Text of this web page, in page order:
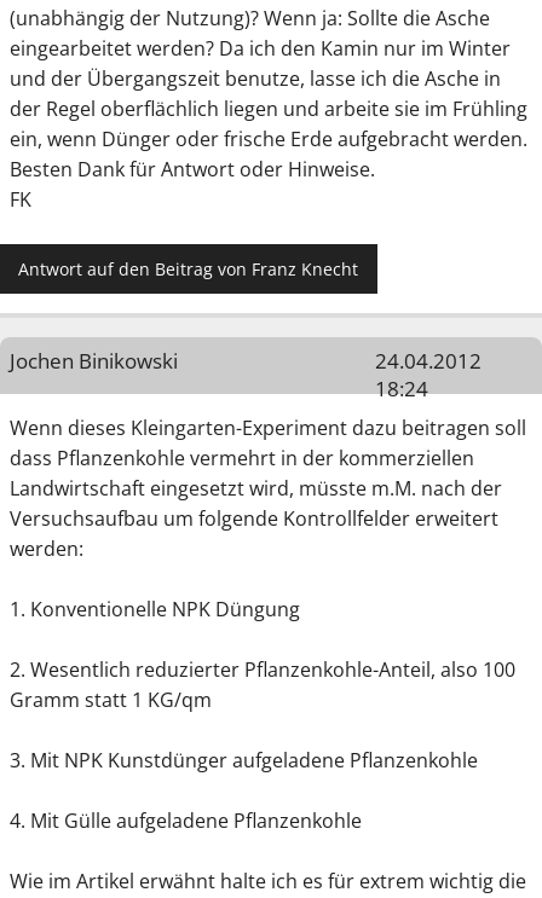
(unabhängig der Nutzung)? Wenn ja: Sollte die Asche
eingearbeitet werden? Da ich den Kamin nur im Winter
und der Übergangszeit benutze, lasse ich die Asche in
der Regel oberflächlich liegen und arbeite sie im Frühling
ein, wenn Dünger oder frische Erde aufgebracht werden.
Besten Dank für Antwort oder Hinweise.
FK
Antwort auf den Beitrag von Franz Knecht
Jochen Binikowski
24.04.2012
18:24
Wenn dieses Kleingarten-Experiment dazu beitragen soll
dass Pflanzenkohle vermehrt in der kommerziellen
Landwirtschaft eingesetzt wird, müsste m.M. nach der
Versuchsaufbau um folgende Kontrollfelder erweitert
werden:
1. Konventionelle NPK Düngung
2. Wesentlich reduzierter Pflanzenkohle-Anteil, also 100
Gramm statt 1 KG/qm
3. Mit NPK Kunstdünger aufgeladene Pflanzenkohle
4. Mit Gülle aufgeladene Pflanzenkohle
Wie im Artikel erwähnt halte ich es für extrem wichtig die